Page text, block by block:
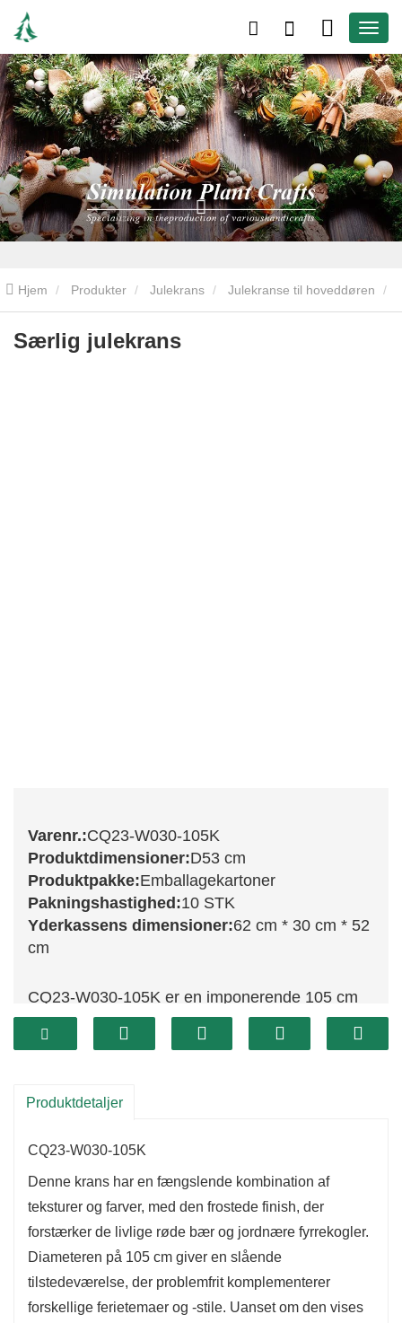
Hjem Produkter Julekrans Julekranse til hoveddøren
Særlig julekrans
Særlig julekrans
Varenr.:CQ23-W030-105K
Produktdimensioner:D53 cm
Produktpakke:Emballagekartoner
Pakningshastighed:10 STK
Yderkassens dimensioner:62 cm * 30 cm * 52
cm
CQ23-W030-105K er en imponerende 105 cm
frostet krans, der kombinerer elegance med
julestemningens charme. Med et fantastisk
bær og naturlige kogler er denne krans delikat
store størrelse gør den perfekt til store entréer,
over kaminhylder eller som en del af en festlig
udstilling, hvilket sikrer, at den bliver et
fokuspunkt, der inviterer varme og munterhed
ind i ethvert rum.
Denne krans er fremstillet af førsteklasses
materialer og designet til holdbarhed, hvilket
Produktdetaljer
CQ23-W030-105K
Denne krans har en fængslende kombination af
teksturer og farver, med den frostede finish, der
forstærker de livlige røde bær og jordnære fyrrekogler.
Diameteren på 105 cm giver en slående
tilstedeværelse, der problemfrit komplementerer
forskellige ferietemaer og -stile. Uanset om den vises